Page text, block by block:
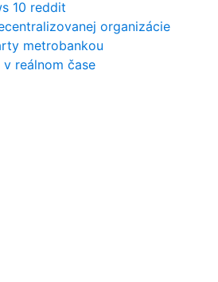
10 reddit
organizácie
metrobankou
reálnom čase